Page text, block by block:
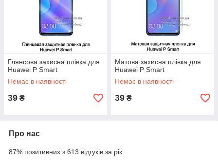
Глянсова захисна плівка для
Huawei P Smart
Немає в наявності
39 ₴
Матова захисна плівка для
Huawei P Smart
Немає в наявності
39 ₴
Про нас
87% позитивних з 613 відгуків за рік